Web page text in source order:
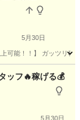
5月30日
可能！！】 ガッツリ
ッフ🔥稼げる💰
5月30日